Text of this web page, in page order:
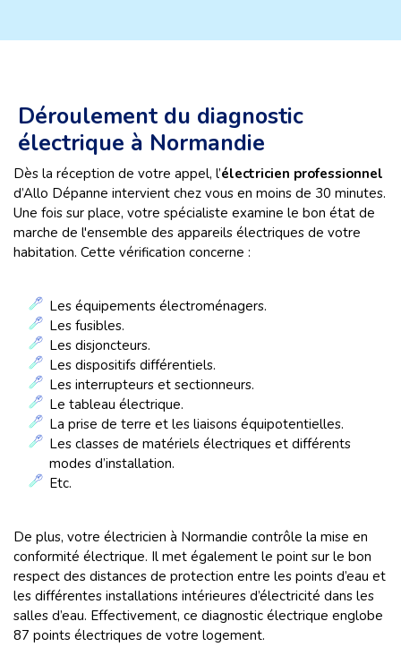
Déroulement du diagnostic
électrique à Normandie
Dès la réception de votre appel, l’électricien professionnel
d’Allo Dépanne intervient chez vous en moins de 30 minutes.
Une fois sur place, votre spécialiste examine le bon état de
marche de l'ensemble des appareils électriques de votre
habitation. Cette vérification concerne :
Les équipements électroménagers.
Les fusibles.
Les disjoncteurs.
Les dispositifs différentiels.
Les interrupteurs et sectionneurs.
Le tableau électrique.
La prise de terre et les liaisons équipotentielles.
Les classes de matériels électriques et différents
modes d’installation.
Etc.
De plus, votre électricien à Normandie contrôle la mise en
conformité électrique. Il met également le point sur le bon
respect des distances de protection entre les points d’eau et
les différentes installations intérieures d’électricité dans les
salles d’eau. Effectivement, ce diagnostic électrique englobe
87 points électriques de votre logement.